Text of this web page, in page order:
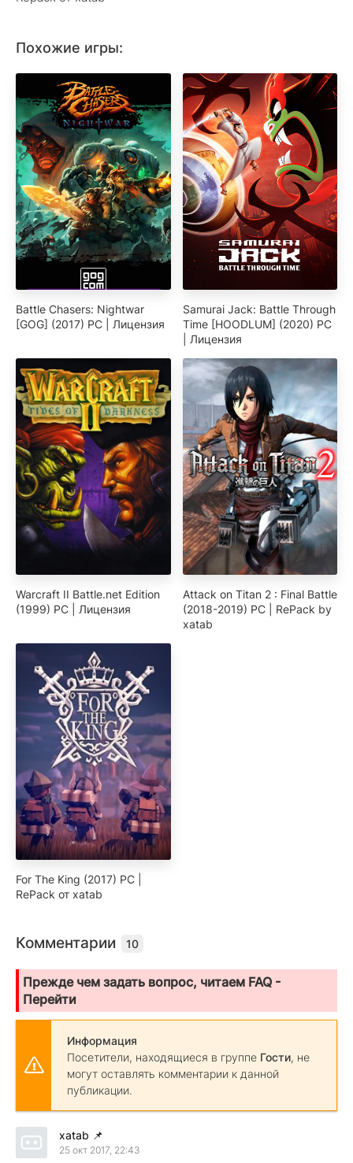
Похожие игры:
Battle Chasers: Nightwar
[GOG] (2017) PC | Лицензия
Samurai Jack: Battle Through
Time [HOODLUM] (2020) PC
| Лицензия
Warcraft II Battle.net Edition
(1999) PC | Лицензия
Attack on Titan 2 : Final Battle
(2018-2019) PC | RePack by
xatab
For The King (2017) PC |
RePack от xatab
Комментарии 10
Прежде чем задать вопрос, читаем FAQ -
Перейти
Информация
Посетители, находящиеся в группе Гости, не
могут оставлять комментарии к данной
публикации.
xatab 📌
25 окт 2017, 22:43